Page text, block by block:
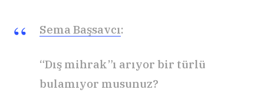
Sema Başsavcı:
“Dış mihrak”ı arıyor bir türlü
bulamıyor musunuz?